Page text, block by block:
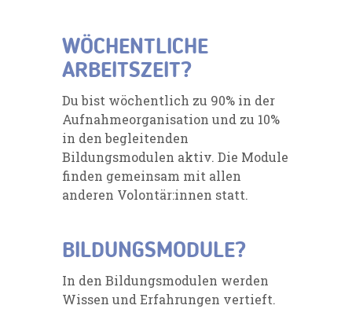
WÖCHENTLICHE
ARBEITSZEIT?
Du bist wöchentlich zu 90% in der
Aufnahmeorganisation und zu 10%
in den begleitenden
Bildungsmodulen aktiv. Die Module
finden gemeinsam mit allen
anderen Volontär:innen statt.
BILDUNGSMODULE?
In den Bildungsmodulen werden
Wissen und Erfahrungen vertieft.